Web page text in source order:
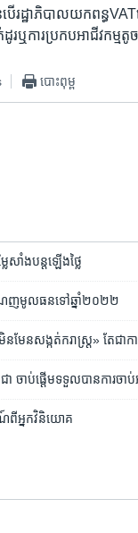
ដ្ឋាភិបាល​យក​ពន្ធ​
ឬ​ការ​ប្រកប​អាជីវ​កម្ម​តូ
បោះពុម្ព
ៃ​សាំង​បន្ត​ឡើង​ថ្លៃ​
ណេញ​​មូលធន​ទៅ​ឆ្នាំ២០២២
ែន​សង្កត់​ក​រាស្រ្ត» ​តែជា​ក
ា​ ចាប់ផ្ដើម​ទទួល​បាន​ការ​ចា
មណ៍​ពី​អ្នក​វិនិ​យោគ